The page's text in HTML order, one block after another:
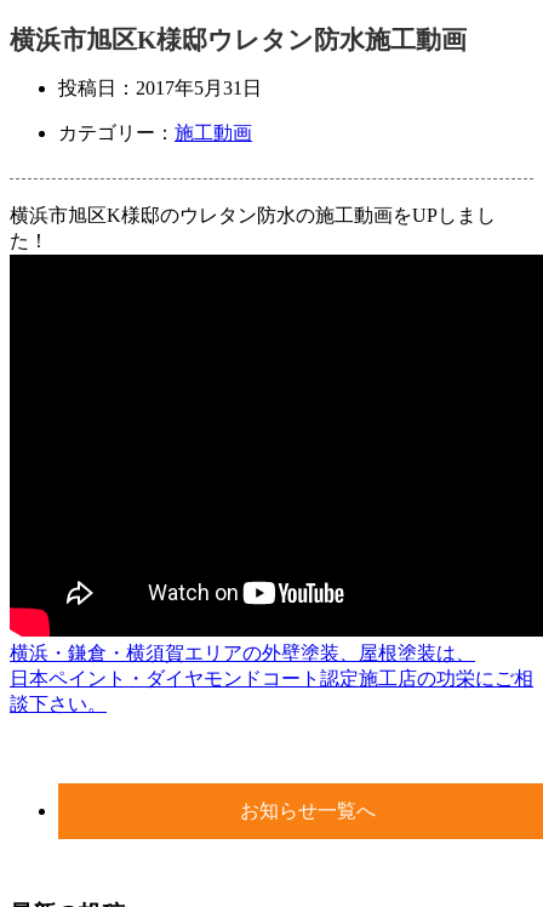
横浜市旭区K様邸ウレタン防水施工動画
投稿日： 2017年5月31日
カテゴリー： 施工動画
横浜市旭区K様邸のウレタン防水の施工動画をUPしまし
た！
横浜・鎌倉・横須賀エリアの外壁塗装、屋根塗装は、
日本ペイント・ダイヤモンドコート認定施工店の功栄にご相
談下さい。
お知らせ一覧へ